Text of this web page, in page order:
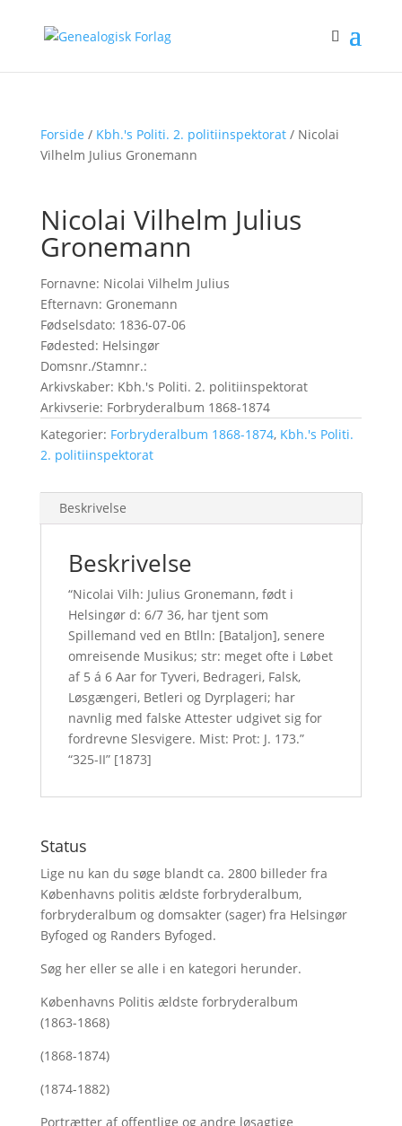
Forside / Kbh.'s Politi. 2. politiinspektorat/ Nicolai
Vilhelm Julius Gronemann
Nicolai Vilhelm Julius
Gronemann
Fornavne: Nicolai Vilhelm Julius
Efternavn: Gronemann
Fødselsdato: 1836-07-06
Fødested: Helsingør
Domsnr./Stamnr.:
Arkivskaber: Kbh.'s Politi. 2. politiinspektorat
Arkivserie: Forbryderalbum 1868-1874
Kategorier: Forbryderalbum 1868-1874, Kbh.'s Politi.
2. politiinspektorat
Beskrivelse
Beskrivelse
“Nicolai Vilh: Julius Gronemann, født i
Helsingør d: 6/7 36, har tjent som
Spillemand ved en Btlln: [Bataljon], senere
omreisende Musikus; str: meget ofte i Løbet
af 5 á 6 Aar for Tyveri, Bedrageri, Falsk,
Løsgængeri, Betleri og Dyrplageri; har
navnlig med falske Attester udgivet sig for
fordrevne Slesvigere. Mist: Prot: J. 173.”
“325-II” [1873]
Status
Lige nu kan du søge blandt ca. 2800 billeder fra
Københavns politis ældste forbryderalbum,
forbryderalbum og domsakter (sager) fra Helsingør
Byfoged og Randers Byfoged.
Søg hereller se alle i en kategori herunder.
Københavns Politis ældste forbryderalbum
(1863-1868)
(1868-1874)
(1874-1882)
Portrætter af offentlige og andre løsagtige